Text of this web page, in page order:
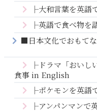
├大和言葉を英語
├英語で食べ物を
■日本文化でおもて
├ドラマ「おいし
食事 in English
├ポケモンを英語
├アンパンマンで